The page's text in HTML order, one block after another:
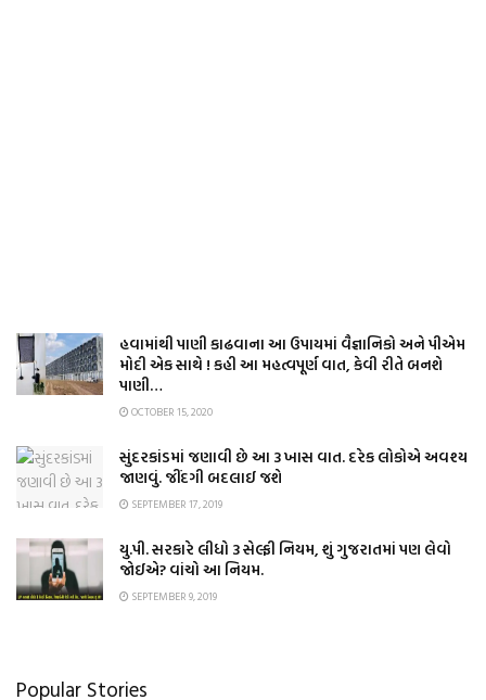
હવામાંથી પાણી કાઢવાના આ ઉપાયમાં વૈજ્ઞાનિકો અને પીએમ
મોદી એક સાથે ! કહી આ મહત્વપૂર્ણ વાત, કેવી રીતે બનશે
પાણી…
OCTOBER 15, 2020
સુંદરકાંડમાં જણાવી છે આ 3 ખાસ વાત. દરેક લોકોએ અવશ્ય
જાણવું. જીંદગી બદલાઈ જશે
SEPTEMBER 17, 2019
યુ.પી. સરકારે લીધો 3 સેલ્ફી નિયમ, શું ગુજરાતમાં પણ લેવો
જોઈએ? વાંચો આ નિયમ.
SEPTEMBER 9, 2019
Popular Stories